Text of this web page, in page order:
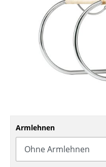
Hocker
Bänke & Liegen
Sitzsäcke
Gartenstühle
Bürodrehstühle
Armlehnen